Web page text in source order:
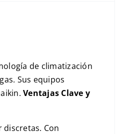
de climatización
Sus equipos
Ventajas Clave y
discretas. Con